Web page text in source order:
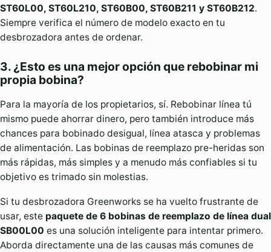
ST60L00, ST60L210, ST60B00, ST60B211 y ST60B212.
Siempre verifica el número de modelo exacto en tu
desbrozadora antes de ordenar.
3. ¿Esto es una mejor opción que rebobinar mi
propia bobina?
Para la mayoría de los propietarios, sí. Rebobinar línea tú
mismo puede ahorrar dinero, pero también introduce más
chances para bobinado desigual, línea atasca y problemas
de alimentación. Las bobinas de reemplazo pre-heridas son
más rápidas, más simples y a menudo más confiables si tu
objetivo es trimado sin molestias.
Si tu desbrozadora Greenworks se ha vuelto frustrante de
usar, este paquete de 6 bobinas de reemplazo de línea dual
SB00L00 es una solución inteligente para intentar primero.
Aborda directamente una de las causas más comunes de